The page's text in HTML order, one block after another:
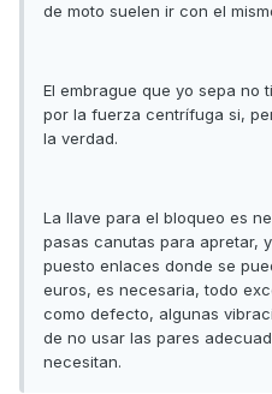
de moto suelen ir con el
El embrague que yo sepa no
por la fuerza centrífuga si,
la verdad.
La llave para el bloqueo es
pasas canutas para apretar,
puesto enlaces donde se
euros, es necesaria, todo
como defecto, algunas
de no usar las pares
necesitan.